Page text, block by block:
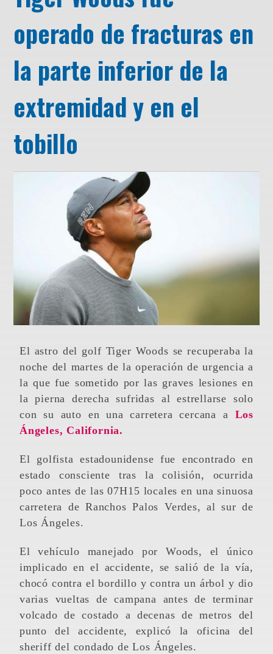
operado de fracturas en
la parte inferior de la
extremidad y en el
tobillo
El astro del golf Tiger Woods se recuperaba la
noche del martes de la operación de urgencia a
la que fue sometido por las graves lesiones en
la pierna derecha sufridas al estrellarse solo
con su auto en una carretera cercana a Los
Ángeles, California.
El golfista estadounidense fue encontrado en
estado consciente tras la colisión, ocurrida
poco antes de las 07H15 locales en una sinuosa
carretera de Ranchos Palos Verdes, al sur de
Los Ángeles.
El vehículo manejado por Woods, el único
implicado en el accidente, se salió de la vía,
chocó contra el bordillo y contra un árbol y dio
varias vueltas de campana antes de terminar
volcado de costado a decenas de metros del
punto del accidente, explicó la oficina del
sheriff del condado de Los Ángeles.